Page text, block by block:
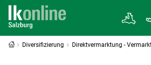
Diversifizierung Direktvermarktung -